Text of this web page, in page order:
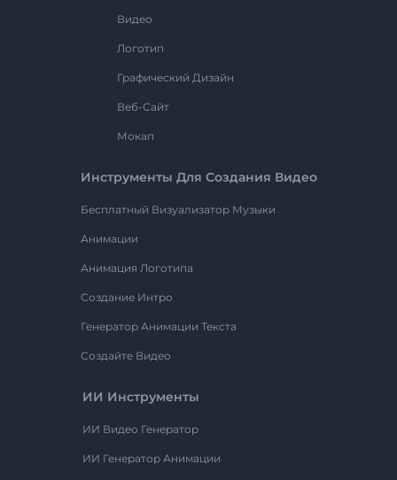
Видео
Логотип
Графический Дизайн
Веб-Сайт
Мокап
Инструменты Для Создания Видео
Бесплатный Визуализатор Музыки
Анимации
Анимация Логотипа
Создание Интро
Генератор Анимации Текста
Создайте Видео
ИИ Инструменты
ИИ Видео Генератор
ИИ Генератор Анимации